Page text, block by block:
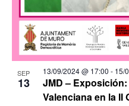
SEP
13
JMD –
Valenciana en la II
13/09/2024 @ 17:00 - 15/